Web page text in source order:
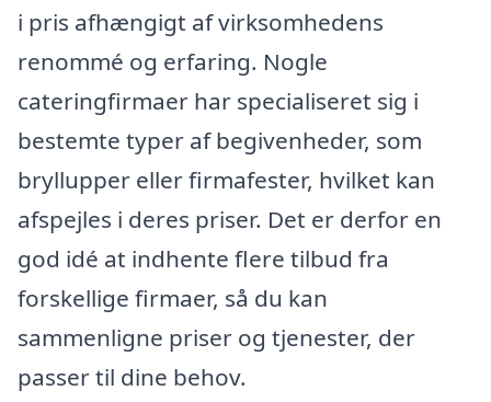
i pris afhængigt af virksomhedens
renommé og erfaring. Nogle
cateringfirmaer har specialiseret sig i
bestemte typer af begivenheder, som
bryllupper eller firmafester, hvilket kan
afspejles i deres priser. Det er derfor en
god idé at indhente flere tilbud fra
forskellige firmaer, så du kan
sammenligne priser og tjenester, der
passer til dine behov.